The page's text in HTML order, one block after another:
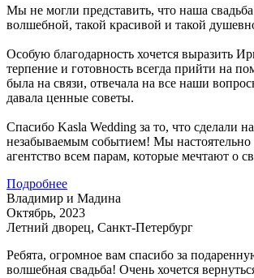
Мы не могли представить, что наша
волшебной, такой красивой и такой
Особую благодарность хочется выразить
терпение и готовность всегда прийти на
была на связи, отвечала на все наши
давала ценные советы.
Спасибо Kasla Wedding за то, что сделали
незабываемым событием! Мы настоятельно
агентство всем парам, которые мечтают о
Подробнее
Владимир и Мадина
Октябрь, 2023
Летний дворец, Санкт-Петербург
Ребята, огромное вам спасибо за
волшебная свадьба! Очень хочется